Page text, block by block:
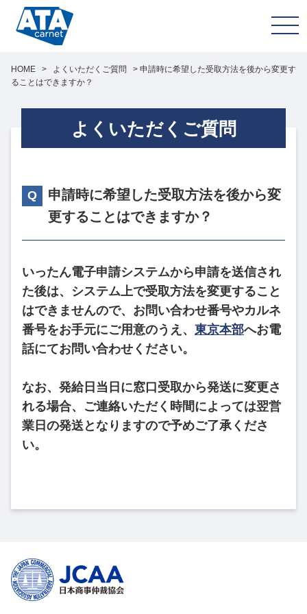
HOME > よくいただくご質問 > 申請時に希望した受取方法を後から変更す
ることはできますか？
よくいただくご質問
申請時に希望した受取方法を後から変
更することはできますか？
いったん電子申請システムから申請を送信され
た後は、システム上で受取方法を変更すること
はできませんので、お問い合わせ番号やカルネ
番号をお手元にご用意のうえ、 東京本部へお電
話にてお問い合わせください。
なお、発給日当日に窓口受取から発送に変更さ
れる場合、ご連絡いただく時間によっては翌営
業日の発送となりますので予めご了承くださ
い。